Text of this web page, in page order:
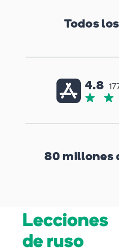
Todos
4.8
80 millones
Lecciones
de ruso